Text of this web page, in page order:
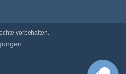
vorbehalten.